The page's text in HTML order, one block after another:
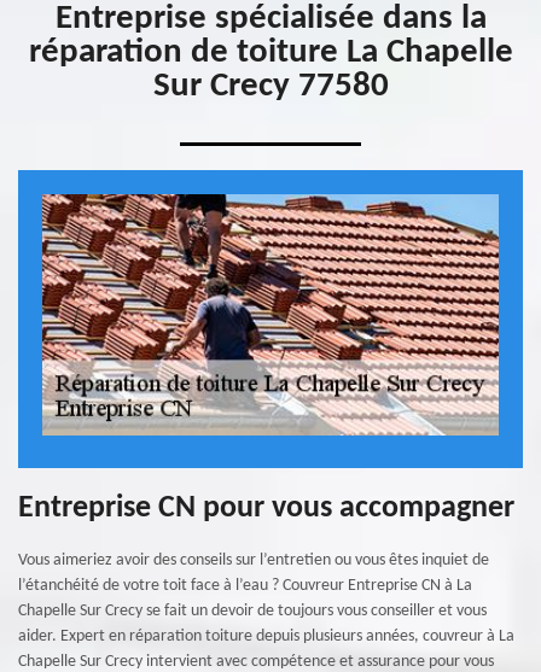
Entreprise spécialisée dans la
réparation de toiture La Chapelle
Sur Crecy 77580
Entreprise CN pour vous accompagner
Vous aimeriez avoir des conseils sur l’entretien ou vous êtes inquiet de
l’étanchéité de votre toit face à l’eau ? Couvreur Entreprise CN à La
Chapelle Sur Crecy se fait un devoir de toujours vous conseiller et vous
aider. Expert en réparation toiture depuis plusieurs années, couvreur à La
Chapelle Sur Crecy intervient avec compétence et assurance pour vous